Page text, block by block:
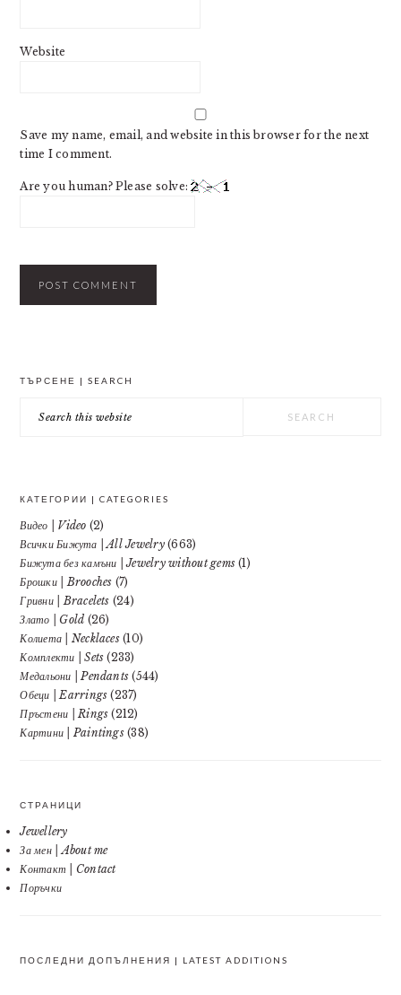
Website
Save my name, email, and website in this browser for the next
time I comment.
Are you human? Please solve:
ТЪРСЕНЕ | SEARCH
this
КАТЕГОРИИ | CATEGORIES
Видео | Video (2)
Всички Бижута | All Jewelry(663)
Бижута без камъни | Jewelry without gems (1)
Брошки | Brooches (7)
Гривни | Bracelets (24)
Злато | Gold (26)
Колиета | Necklaces(10)
Комплекти | Sets (233)
Медальони | Pendants (544)
Обеци | Earrings (237)
Пръстени | Rings (212)
Картини | Paintings(38)
СТРАНИЦИ
Jewellery
За мен | About me
Контакт | Contact
Поръчки
ПОСЛЕДНИ ДОПЪЛНЕНИЯ | LATEST ADDITIONS